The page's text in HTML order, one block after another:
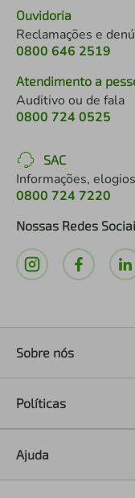
Ouvidoria
Reclamações e
0800 646 2519
Atendimento a
Auditivo ou de fala
0800 724 0525
SAC
Informações,
0800 724 7220
Nossas Redes
Sobre nós
Políticas
Ajuda